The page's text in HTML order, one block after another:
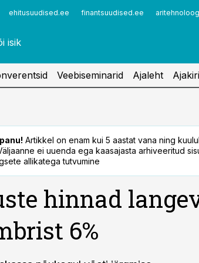
ehitusuudised.ee finantsuudised.ee
Veebiseminarid Ajaleht Ajakiri
Artikkel on enam kui 5 aastat vana ning
ei uuenda ega kaasajasta arhiveeritud
allikatega tutvumine
hinnad
6%